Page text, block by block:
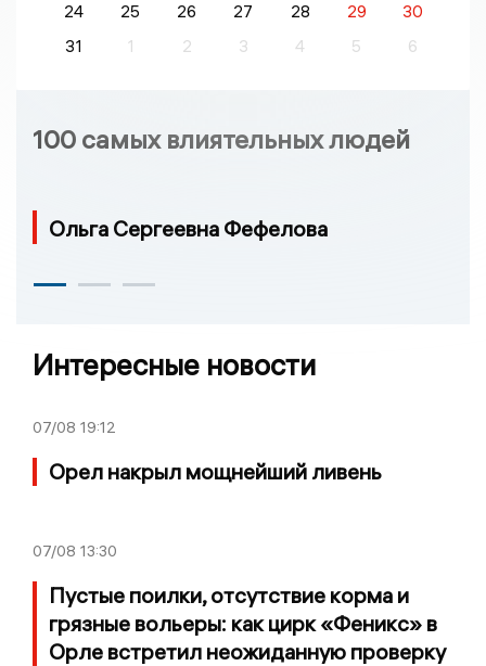
24
25 26 27 28 29
30
31
1 2 3 4 5 6
100 самых влиятельных людей
Ольга Сергеевна Фефелова
Интересные новости
07/08 19:12
Орел накрыл мощнейший ливень
07/08 13:30
Пустые поилки, отсутствие корма и
грязные вольеры: как цирк «Феникс» в
Орле встретил неожиданную проверку